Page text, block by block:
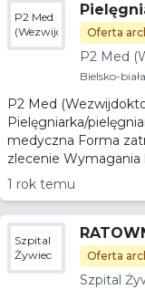
P2 Med
(Wezwijdoktora.pl)
czny
Oferta
P2 Med
Bielsko-biała
P2 Med (Wezwijdoktora.pl)
Pielęgniarka/
medyczna Forma zatrudnienia : Kontrakt B2B lub umowa
zlecenie
1 rok temu
Szpital
Żywiec
Oferta
Szpital